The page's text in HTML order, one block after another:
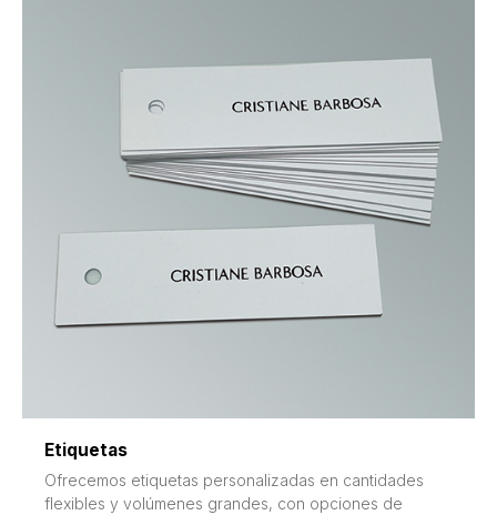
Etiquetas
Ofrecemos etiquetas personalizadas en cantidades
flexibles y volúmenes grandes, con opciones de